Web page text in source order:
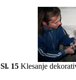
Sl. 15 Klesanje